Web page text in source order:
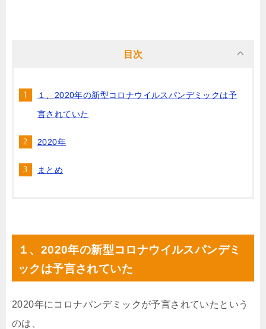
目次
１、2020年の新型コロナウイルスパンデミックは予
言されていた
2020年
まとめ
１、2020年の新型コロナウイルスパンデミ
ックは予言されていた
2020年にコロナパンデミックが予言されていたという
のは、